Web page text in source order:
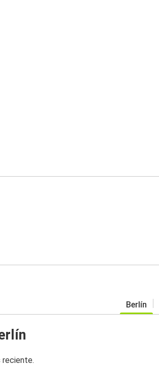
Berlín
reciente.